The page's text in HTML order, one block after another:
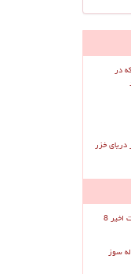
در
دریای خزر
کشف 2 تن چوب تاغ در کوهپایه اصفهان طی 24 ساعت اخیر 8
سوز